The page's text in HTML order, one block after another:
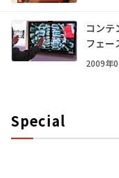
コンテ
フェー
2009年
Special